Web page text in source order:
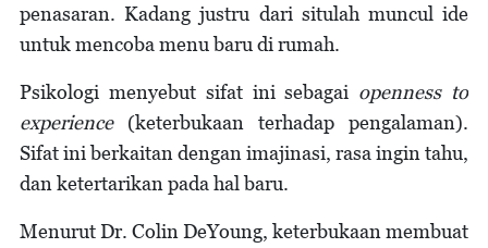
penasaran. Kadang justru dari situlah muncul ide
untuk mencoba menu baru di rumah.
Psikologi menyebut sifat ini sebagai openness to
experience(keterbukaan terhadap pengalaman).
Sifat ini berkaitan dengan imajinasi, rasa ingin tahu,
dan ketertarikan pada hal baru.
Menurut Dr. Colin DeYoung, keterbukaan membuat